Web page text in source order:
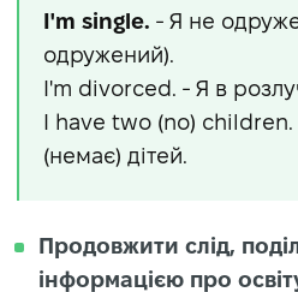
I'm single. - Я не
одружений).
I'm divorced. - Я в
I have two (no)
(немає) дітей.
Продовжити слід,
інформацією про